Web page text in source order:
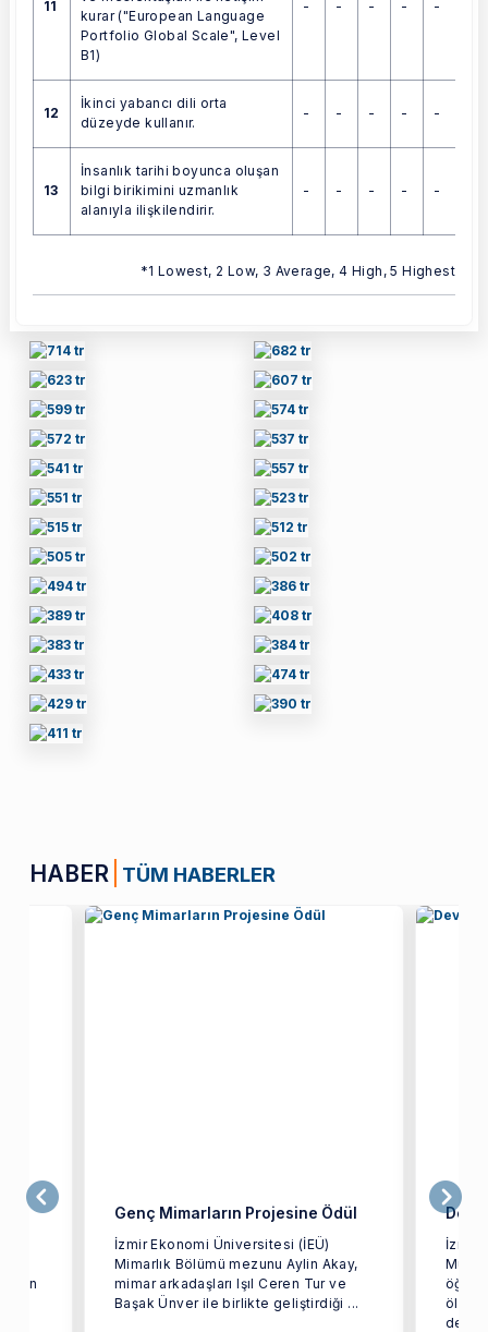
11
kurar ("European Language
Portfolio Global Scale", Level
B1)
- - - - -
12
İkinci yabancı dili orta
düzeyde kullanır.
- - - - -
13
İnsanlık tarihi boyunca oluşan
bilgi birikimini uzmanlık
alanıyla ilişkilendirir.
- - - - -
*1 Lowest, 2 Low, 3 Average, 4 High, 5 Highest
HABER TÜM HABERLER
olan
Genç Mimarların Projesine Ödül
İzmir Ekonomi Üniversitesi (İEÜ)
Mimarlık Bölümü mezunu Aylin Akay,
mimar arkadaşları Işıl Ceren Tur ve
Başak Ünver ile birlikte geliştirdiği ...
Dev
İzmir